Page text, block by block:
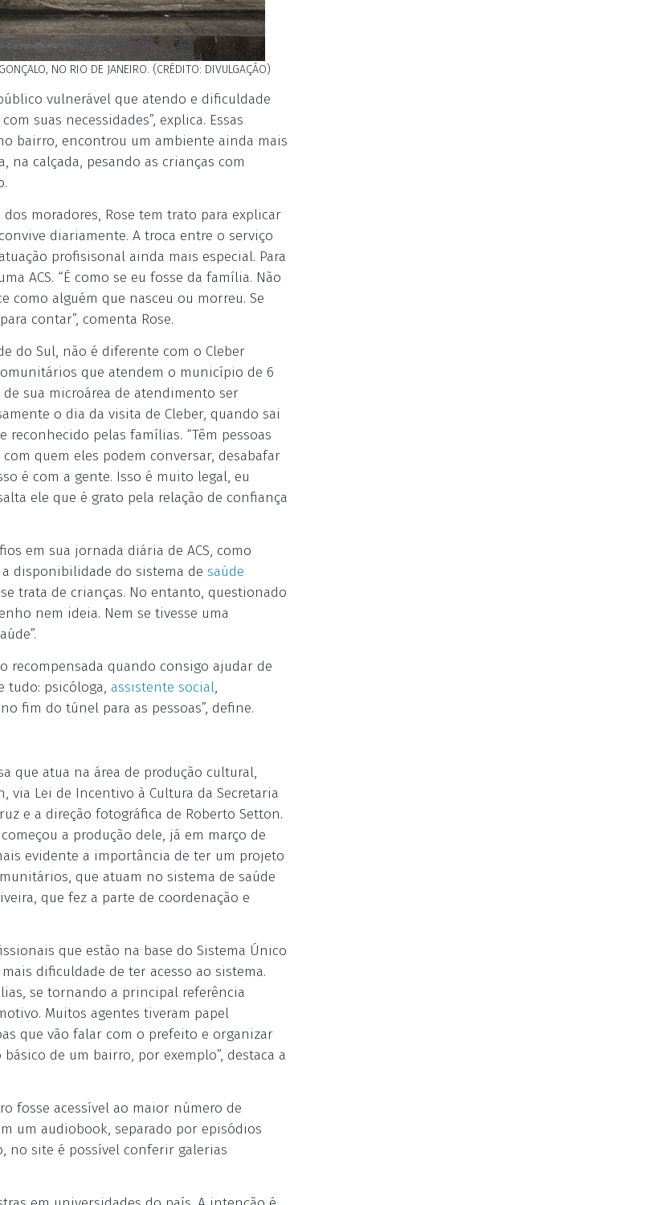
NO RIO DE JANEIRO. (CRÉDITO: DIVULGAÇÃO)
vulnerável que atendo e dificuldade
suas necessidades”, explica. Essas
bairro, encontrou um ambiente ainda mais
na calçada, pesando as crianças com
moradores, Rose tem trato para explicar
diariamente. A troca entre o serviço
profisisonal ainda mais especial. Para
ACS. “É como se eu fosse da família. Não
como alguém que nasceu ou morreu. Se
contar”, comenta Rose.
do Sul, não é diferente com o Cleber
que atendem o município de 6
sua microárea de atendimento ser
o dia da visita de Cleber, quando sai
pelas famílias. “Têm pessoas
quem eles podem conversar, desabafar
é com a gente. Isso é muito legal, eu
ele que é grato pela relação de confiança
em sua jornada diária de ACS, como
disponibilidade do sistema de saúde
trata de crianças. No entanto, questionado
nem ideia. Nem se tivesse uma
recompensada quando consigo ajudar de
tudo: psicóloga, assistente social,
fim do túnel para as pessoas”, define.
que atua na área de produção cultural,
Lei de Incentivo à Cultura da Secretaria
e a direção fotográfica de Roberto Setton.
a produção dele, já em março de
evidente a importância de ter um projeto
que atuam no sistema de saúde
que fez a parte de coordenação e
que estão na base do Sistema Único
dificuldade de ter acesso ao sistema.
se tornando a principal referência
Muitos agentes tiveram papel
que vão falar com o prefeito e organizar
de um bairro, por exemplo”, destaca a
fosse acessível ao maior número de
um audiobook, separado por episódios
no site é possível conferir galerias